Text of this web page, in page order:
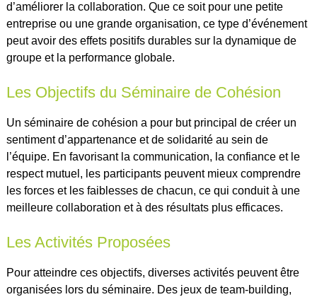
d’améliorer la collaboration. Que ce soit pour une petite
entreprise ou une grande organisation, ce type d’événement
peut avoir des effets positifs durables sur la dynamique de
groupe et la performance globale.
Les Objectifs du Séminaire de Cohésion
Un séminaire de cohésion a pour but principal de créer un
sentiment d’appartenance et de solidarité au sein de
l’équipe. En favorisant la communication, la confiance et le
respect mutuel, les participants peuvent mieux comprendre
les forces et les faiblesses de chacun, ce qui conduit à une
meilleure collaboration et à des résultats plus efficaces.
Les Activités Proposées
Pour atteindre ces objectifs, diverses activités peuvent être
organisées lors du séminaire. Des jeux de team-building,